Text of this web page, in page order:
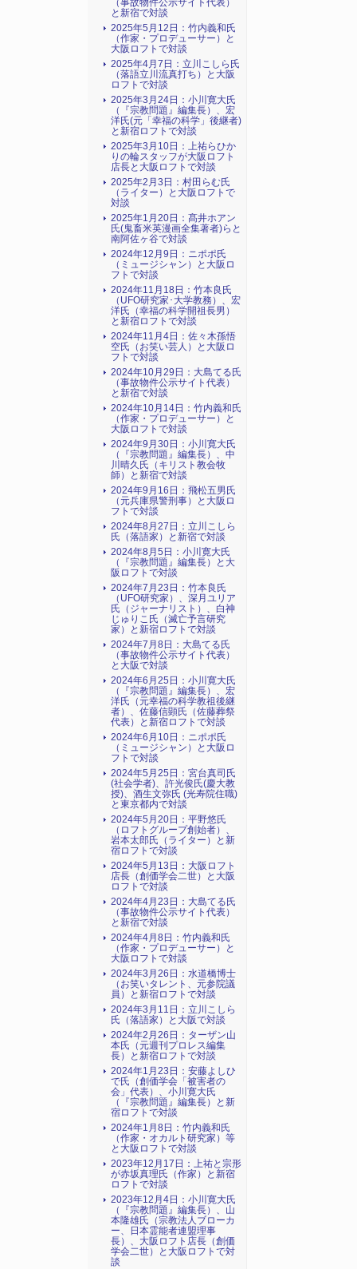
（事故物件公示サイト代表）
と新宿で対談
2025年5月12日：竹内義和氏
（作家・プロデューサー）と
大阪ロフトで対談
2025年4月7日：立川こしら氏
（落語立川流真打ち）と大阪
ロフトで対談
2025年3月24日：小川寛大氏
（『宗教問題』編集長）、宏
洋氏(元「幸福の科学」後継者)
と新宿ロフトで対談
2025年3月10日：上祐らひか
りの輪スタッフが大阪ロフト
店長と大阪ロフトで対談
2025年2月3日：村田らむ氏
（ライター）と大阪ロフトで
対談
2025年1月20日：髙井ホアン
氏(鬼畜米英漫画全集著者)らと
南阿佐ヶ谷で対談
2024年12月9日：ニポポ氏
（ミュージシャン）と大阪ロ
フトで対談
2024年11月18日：竹本良氏
（UFO研究家･大学教務）、宏
洋氏（幸福の科学開祖長男）
と新宿ロフトで対談
2024年11月4日：佐々木孫悟
空氏（お笑い芸人）と大阪ロ
フトで対談
2024年10月29日：大島てる氏
（事故物件公示サイト代表）
と新宿で対談
2024年10月14日：竹内義和氏
（作家・プロデューサー）と
大阪ロフトで対談
2024年9月30日：小川寛大氏
（『宗教問題』編集長）、中
川晴久氏（キリスト教会牧
師）と新宿で対談
2024年9月16日：飛松五男氏
（元兵庫県警刑事）と大阪ロ
フトで対談
2024年8月27日：立川こしら
氏（落語家）と新宿で対談
2024年8月5日：小川寛大氏
（『宗教問題』編集長）と大
阪ロフトで対談
2024年7月23日：竹本良氏
（UFO研究家）、深月ユリア
氏（ジャーナリスト）、白神
じゅりこ氏（滅亡予言研究
家）と新宿ロフトで対談
2024年7月8日：大島てる氏
（事故物件公示サイト代表）
と大阪で対談
2024年6月25日：小川寛大氏
（『宗教問題』編集長）、宏
洋氏（元幸福の科学教祖後継
者）、佐藤信顕氏（佐藤葬祭
代表）と新宿ロフトで対談
2024年6月10日：ニポポ氏
（ミュージシャン）と大阪ロ
フトで対談
2024年5月25日：宮台真司氏
(社会学者)、許光俊氏(慶大教
授)、酒生文弥氏 (光寿院住職)
と東京都内で対談
2024年5月20日：平野悠氏
（ロフトグループ創始者）、
岩本太郎氏（ライター）と新
宿ロフトで対談
2024年5月13日：大阪ロフト
店長（創価学会二世）と大阪
ロフトで対談
2024年4月23日：大島てる氏
（事故物件公示サイト代表）
と新宿で対談
2024年4月8日：竹内義和氏
（作家・プロデューサー）と
大阪ロフトで対談
2024年3月26日：水道橋博士
（お笑いタレント、元参院議
員）と新宿ロフトで対談
2024年3月11日：立川こしら
氏（落語家）と大阪で対談
2024年2月26日：ターザン山
本氏（元週刊プロレス編集
長）と新宿ロフトで対談
2024年1月23日：安藤よしひ
で氏（創価学会「被害者の
会」代表）、小川寛大氏
（『宗教問題』編集長）と新
宿ロフトで対談
2024年1月8日：竹内義和氏
（作家・オカルト研究家）等
と大阪ロフトで対談
2023年12月17日：上祐と宗形
が赤坂真理氏（作家）と新宿
ロフトで対談
2023年12月4日：小川寛大氏
（『宗教問題』編集長）、山
本隆雄氏（宗教法人ブローカ
ー、日本霊能者連盟理事
長）、大阪ロフト店長（創価
学会二世）と大阪ロフトで対
談